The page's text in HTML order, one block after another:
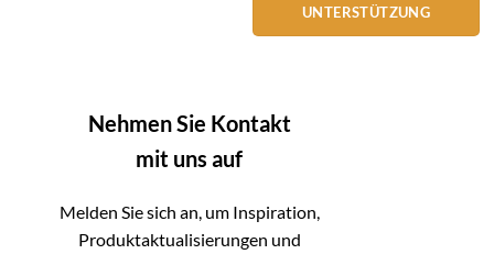
UNTERSTÜTZUNG
Nehmen Sie Kontakt
mit uns auf
Melden Sie sich an, um Inspiration,
Produktaktualisierungen und